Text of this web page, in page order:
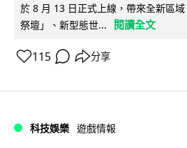
於 8 月 13 日正式上線，帶來全新區
祭壇」、新型態世...
閱讀全文
115 分享
科技娛樂 遊戲情報